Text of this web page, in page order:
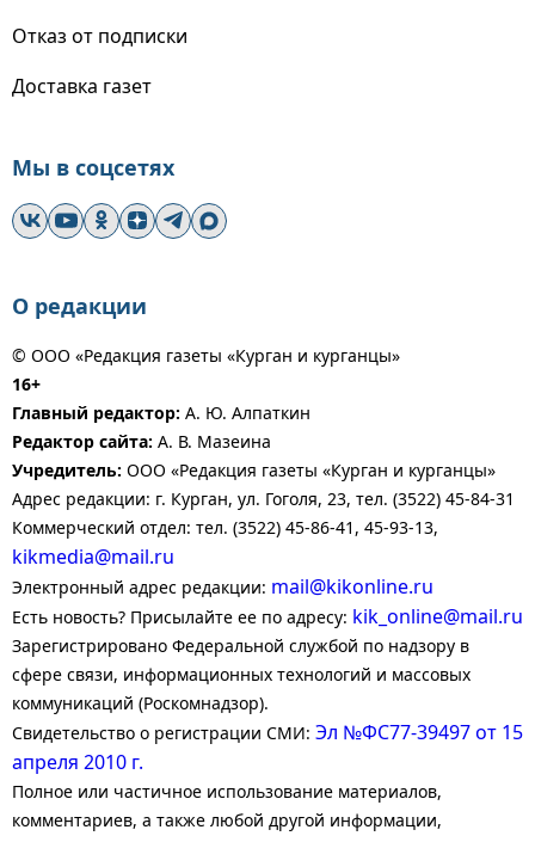
Отказ от подписки
Доставка газет
Мы в соцсетях
О редакции
© ООО «Редакция газеты «Курган и курганцы»
16+
Главный редактор: А. Ю. Алпаткин
Редактор сайта: А. В. Мазеина
Учредитель: ООО «Редакция газеты «Курган и курганцы»
Адрес редакции: г. Курган, ул. Гоголя, 23, тел. (3522) 45-84-31
Коммерческий отдел: тел. (3522) 45-86-41, 45-93-13,
kikmedia@mail.ru
Электронный адрес редакции: mail@kikonline.ru
Есть новость? Присылайте ее по адресу: kik_online@mail.ru
Зарегистрировано Федеральной службой по надзору в
сфере связи, информационных технологий и массовых
коммуникаций (Роскомнадзор).
Свидетельство о регистрации СМИ: Эл №ФС77-39497 от 15
апреля 2010 г.
Полное или частичное использование материалов,
комментариев, а также любой другой информации,